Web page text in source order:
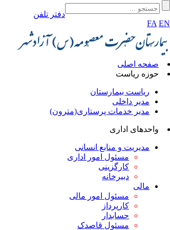
دفتر تلفن
FA EN
صفحه اصلی
حوزه ریاست
ریاست بیمارستان
مدیر داخلی
مدیر خدمات پرستاری(مترون)
واحدهای اداری
مدیریت و منابع انسانی
مسئول امور اداری
کارگزینی
دبیرخانه
مالی
مسئول امور مالی
کارپرداز
حسابدار
مسئول قاصدک